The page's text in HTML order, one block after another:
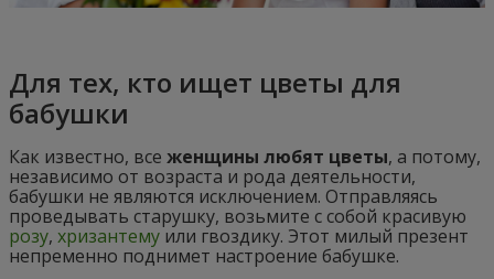
Для тех, кто ищет цветы для
бабушки
Как известно, все женщины любят цветы, а потому,
независимо от возраста и рода деятельности,
бабушки не являются исключением. Отправляясь
проведывать старушку, возьмите с собой красивую
розу, хризантему или гвоздику. Этот милый презент
непременно поднимет настроение бабушке.